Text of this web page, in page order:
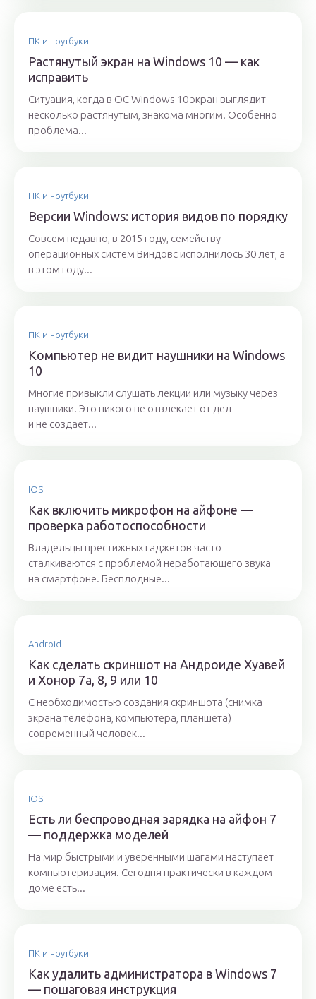
ПК и ноутбуки
Растянутый экран на Windows 10 — как
исправить
Ситуация, когда в ОС Windows 10 экран выглядит
несколько растянутым, знакома многим. Особенно
проблема...
ПК и ноутбуки
Версии Windows: история видов по порядку
Совсем недавно, в 2015 году, семейству
операционных систем Виндовс исполнилось 30 лет, а
в этом году...
ПК и ноутбуки
Компьютер не видит наушники на Windows
10
Многие привыкли слушать лекции или музыку через
наушники. Это никого не отвлекает от дел
и не создает...
IOS
Как включить микрофон на айфоне —
проверка работоспособности
Владельцы престижных гаджетов часто
сталкиваются с проблемой неработающего звука
на смартфоне. Бесплодные...
Android
Как сделать скриншот на Андроиде Хуавей
и Хонор 7а, 8, 9 или 10
С необходимостью создания скриншота (снимка
экрана телефона, компьютера, планшета)
современный человек...
IOS
Есть ли беспроводная зарядка на айфон 7
— поддержка моделей
На мир быстрыми и уверенными шагами наступает
компьютеризация. Сегодня практически в каждом
доме есть...
ПК и ноутбуки
Как удалить администратора в Windows 7
— пошаговая инструкция